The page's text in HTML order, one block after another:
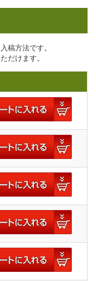
稿方法です。
だけます。